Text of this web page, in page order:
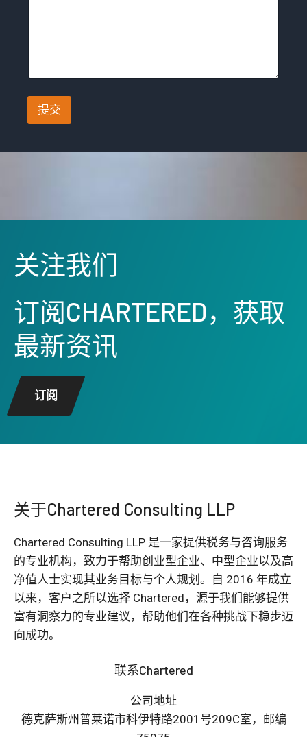
提交
关注我们
订阅CHARTERED，获取
最新资讯
订阅
关于Chartered Consulting LLP
Chartered Consulting LLP 是一家提供税务与咨询服务
的专业机构，致力于帮助创业型企业、中型企业以及高
净值人士实现其业务目标与个人规划。自 2016 年成立
以来，客户之所以选择 Chartered，源于我们能够提供
富有洞察力的专业建议，帮助他们在各种挑战下稳步迈
向成功。
联系Chartered
公司地址
德克萨斯州普莱诺市科伊特路2001号209C室，邮编